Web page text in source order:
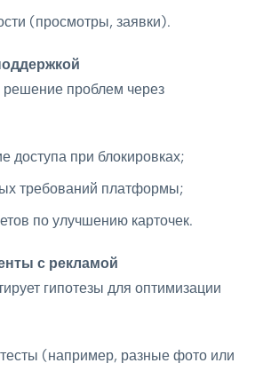
(просмотры, заявки).
проблем через
доступа при блокировках;
требований платформы;
по улучшению карточек.
с рекламой
гипотезы для оптимизации
(например, разные фото или